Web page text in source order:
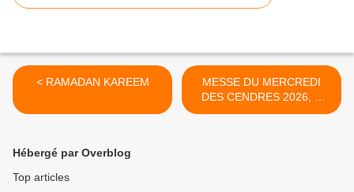
< RAMADAN KAREEM
MESSE DU MERCREDI
DES CENDRES 2026, À
L'ÉGLISE NOTRE-DAME
Hébergé par Overblog
Top articles